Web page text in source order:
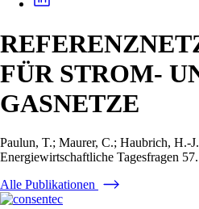
FÜR STROM-
GASNETZE
Paulun, T.; Maurer, C.; Haubrich, H.-J.
Energiewirtschaftliche Tagesfragen
Alle Publikationen